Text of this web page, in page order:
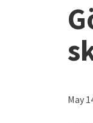
May